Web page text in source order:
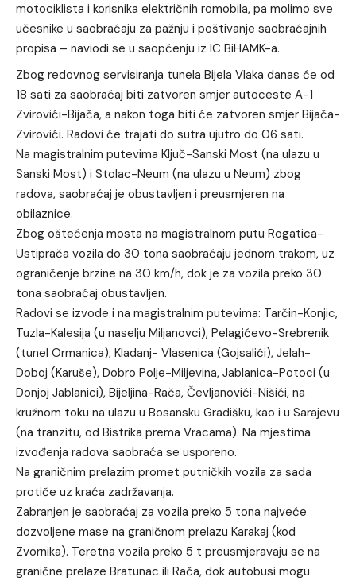
motociklista i korisnika električnih romobila, pa molimo sve
učesnike u saobraćaju za pažnju i poštivanje saobraćajnih
propisa – naviodi se u saopćenju iz IC BiHAMK-a.
Zbog redovnog servisiranja tunela Bijela Vlaka danas će od
18 sati za saobraćaj biti zatvoren smjer autoceste A-1
Zvirovići-Bijača, a nakon toga biti će zatvoren smjer Bijača-
Zvirovići. Radovi će trajati do sutra ujutro do 06 sati.
Na magistralnim putevima Ključ-Sanski Most (na ulazu u
Sanski Most) i Stolac-Neum (na ulazu u Neum) zbog
radova, saobraćaj je obustavljen i preusmjeren na
obilaznice.
Zbog oštećenja mosta na magistralnom putu Rogatica-
Ustiprača vozila do 30 tona saobraćaju jednom trakom, uz
ograničenje brzine na 30 km/h, dok je za vozila preko 30
tona saobraćaj obustavljen.
Radovi se izvode i na magistralnim putevima: Tarčin-Konjic,
Tuzla-Kalesija (u naselju Miljanovci), Pelagićevo-Srebrenik
(tunel Ormanica), Kladanj- Vlasenica (Gojsalići), Jelah-
Doboj (Karuše), Dobro Polje-Miljevina, Jablanica-Potoci (u
Donjoj Jablanici), Bijeljina-Rača, Čevljanovići-Nišići, na
kružnom toku na ulazu u Bosansku Gradišku, kao i u Sarajevu
(na tranzitu, od Bistrika prema Vracama). Na mjestima
izvođenja radova saobraća se usporeno.
Na graničnim prelazim promet putničkih vozila za sada
protiče uz kraća zadržavanja.
Zabranjen je saobraćaj za vozila preko 5 tona najveće
dozvoljene mase na graničnom prelazu Karakaj (kod
Zvornika). Teretna vozila preko 5 t preusmjeravaju se na
granične prelaze Bratunac ili Rača, dok autobusi mogu